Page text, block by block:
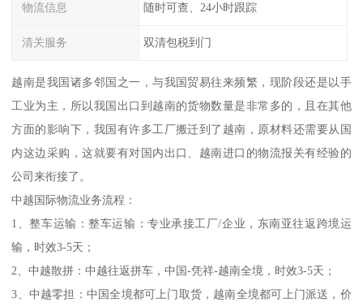
物流信息 随时可查、24小时跟踪
清关服务 双清包税到门
越南是我国诸多邻国之一，与我国贸易往来频繁，现阶段还是以手
工业为主，所以我国出口到越南的货物数量是非常多的，且在其他
方面的影响下，我国有许多工厂搬迁到了越南，原材料还需要从国
内这边采购，这就要有对国内出口、越南进口的物流报关有经验的
公司来衔接了。
中越国际物流业务流程：
1、整车运输：整车运输：专业承接工厂/企业，东南亚往返跨境运
输，时效3-5天；
2、中越散拼：中越往返拼车，中国-凭祥-越南全境，时效3-5天；
3、中越零担：中国全境都可上门取货，越南全境都可上门派送，价